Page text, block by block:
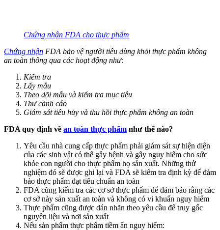
Chứng nhận FDA cho thực phẩm
Chứng nhận FDA bảo vệ người tiêu dùng khỏi thực phẩm không
an toàn thông qua các hoạt động như:
Kiểm tra
Lấy mẫu
Theo dõi mẫu và kiểm tra mục tiêu
Thư cảnh cáo
Giám sát tiêu hủy và thu hồi thực phẩm không an toàn
FDA quy định về an toàn thực phẩm như thế nào?
Yêu cầu nhà cung cấp thực phẩm phải giám sát sự hiện diện
của các sinh vật có thể gây bệnh và gây nguy hiểm cho sức
khỏe con người cho thực phẩm họ sản xuất. Những thử
nghiệm đó sẽ được ghi lại và FDA sẽ kiểm tra định kỳ để đảm
bảo thực phẩm đạt tiêu chuẩn an toàn
FDA cũng kiểm tra các cơ sở thực phẩm để đảm bảo rằng các
cơ sở này sản xuất an toàn và không có vi khuẩn nguy hiểm
Thực phẩm cũng được dán nhãn theo yêu cầu để truy gốc
nguyên liệu và nơi sản xuất
Nếu sản phẩm thực phẩm tiềm ẩn nguy hiểm: